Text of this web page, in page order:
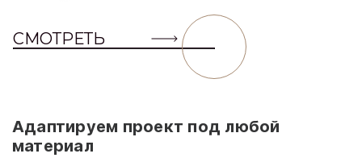
СМОТРЕТЬ
Адаптируем проект под любой
материал